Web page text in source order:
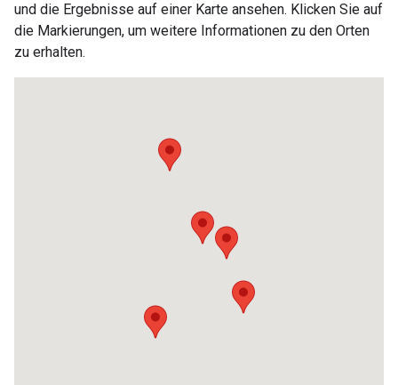
und die Ergebnisse auf einer Karte ansehen. Klicken Sie auf
die Markierungen, um weitere Informationen zu den Orten
zu erhalten.